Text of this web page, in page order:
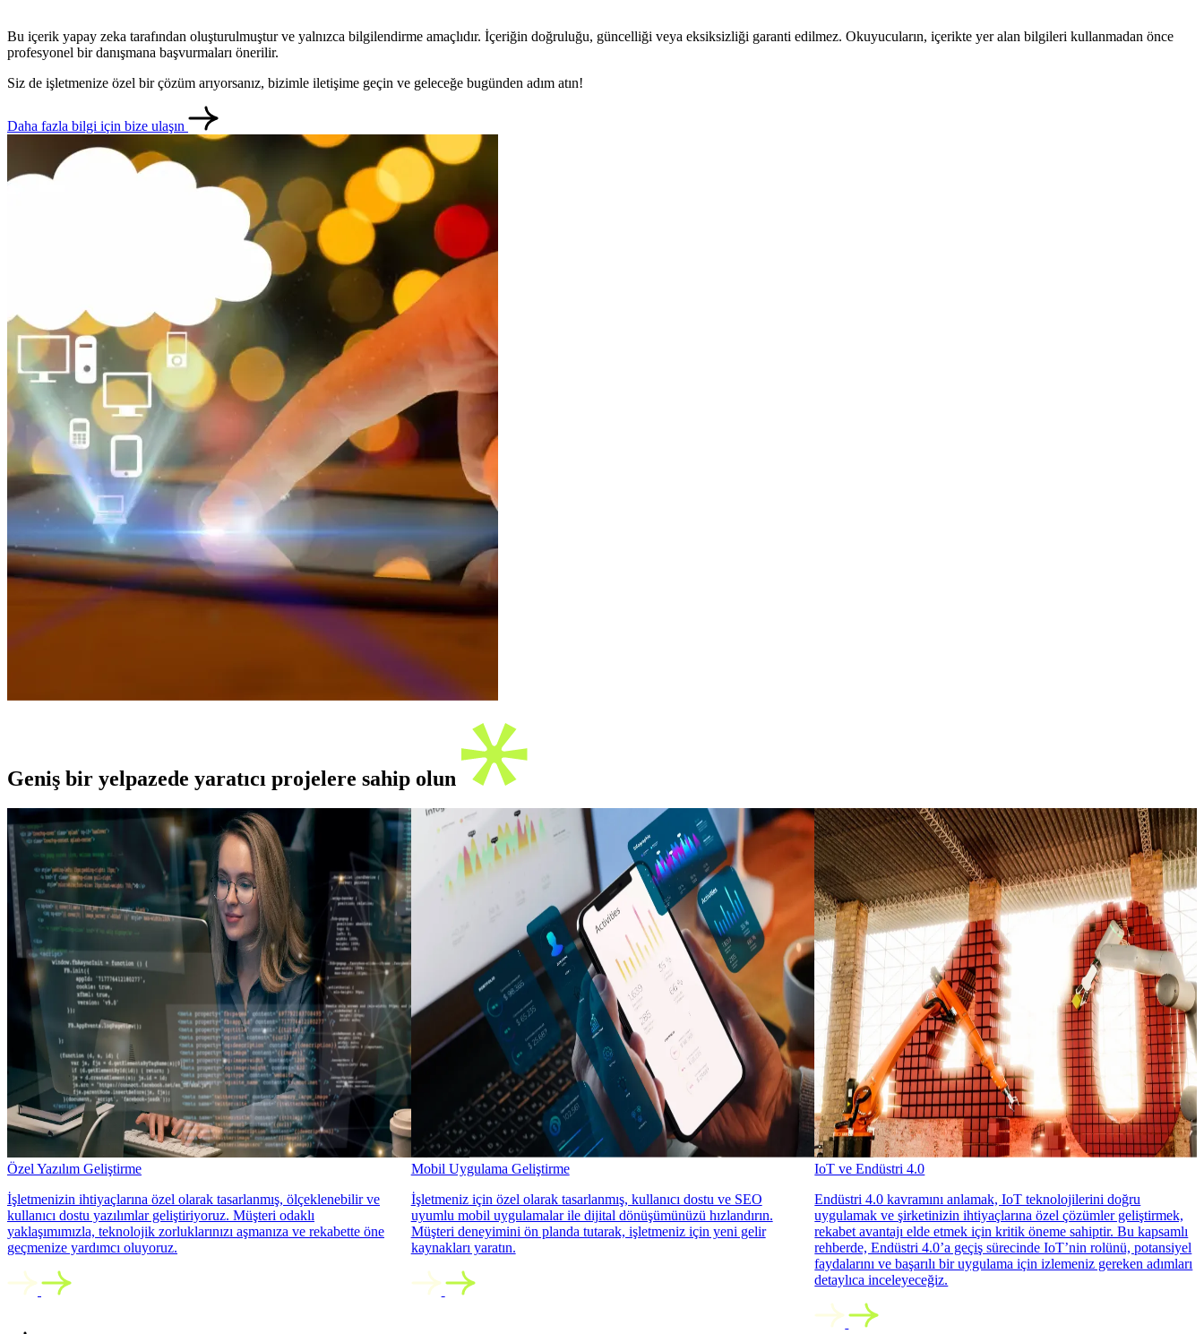
Bu içerik yapay zeka tarafından oluşturulmuştur ve yalnızca bilgilendirme amaçlıdır. İçeriğin doğruluğu, güncelliği veya eksiksizliği garanti edilmez. Okuyucuların, içerikte yer alan bilgileri kullanmadan önce
profesyonel bir danışmana başvurmaları önerilir.
Siz de işletmenize özel bir çözüm arıyorsanız, bizimle iletişime geçin ve geleceğe bugünden adım atın!
Daha fazla bilgi için bize ulaşın
Geniş bir yelpazede yaratıcı projelere sahip olun
Özel Yazılım Geliştirme
İşletmenizin ihtiyaçlarına özel olarak tasarlanmış, ölçeklenebilir ve
kullanıcı dostu yazılımlar geliştiriyoruz. Müşteri odaklı
yaklaşımımızla, teknolojik zorluklarınızı aşmanıza ve rekabette öne
geçmenize yardımcı oluyoruz.
Mobil Uygulama Geliştirme
İşletmeniz için özel olarak tasarlanmış, kullanıcı dostu ve SEO
uyumlu mobil uygulamalar ile dijital dönüşümünüzü hızlandırın.
Müşteri deneyimini ön planda tutarak, işletmeniz için yeni gelir
kaynakları yaratın.
IoT ve Endüstri 4.0
Endüstri 4.0 kavramını anlamak, IoT teknolojilerini doğru
uygulamak ve şirketinizin ihtiyaçlarına özel çözümler geliştirmek,
rekabet avantajı elde etmek için kritik öneme sahiptir. Bu kapsamlı
rehberde, Endüstri 4.0’a geçiş sürecinde IoT’nin rolünü, potansiyel
faydalarını ve başarılı bir uygulama için izlemeniz gereken adımları
detaylıca inceleyeceğiz.